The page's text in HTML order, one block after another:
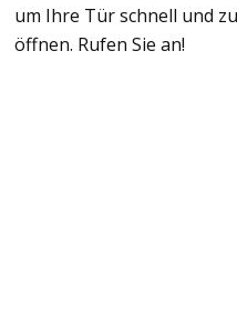
um Ihre Tür schnell und
öffnen. Rufen Sie an!